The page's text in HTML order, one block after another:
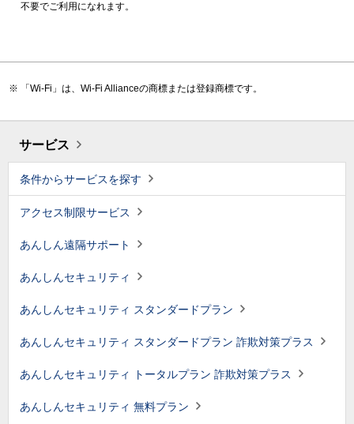
不要でご利用になれます。
「Wi-Fi」は、Wi-Fi Allianceの商標または登録商標です。
サービス
条件からサービスを探す
アクセス制限サービス
あんしん遠隔サポート
あんしんセキュリティ
あんしんセキュリティ スタンダードプラン
あんしんセキュリティ スタンダードプラン 詐欺対策プラス
あんしんセキュリティ トータルプラン 詐欺対策プラス
あんしんセキュリティ 無料プラン